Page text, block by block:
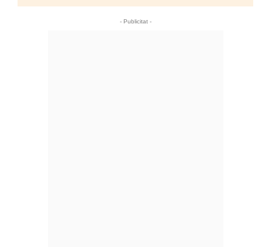
- Publicitat -